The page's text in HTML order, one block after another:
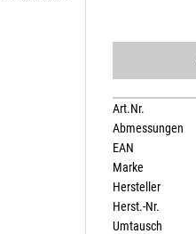
Art.Nr.
Abmessungen
EAN
Marke
Hersteller
Herst.-Nr.
Umtausch